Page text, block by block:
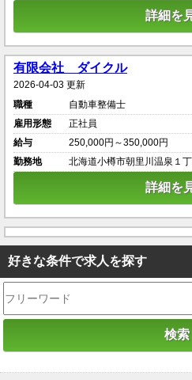
詳細を
有限会社 ダイクル
2026-04-03 更新
職種
自動車整備士
雇用形態
正社員
給与
250,000円～350,000円
勤務地
北海道小樽市朝里川温泉１
詳細を
好きな条件で求人を探す